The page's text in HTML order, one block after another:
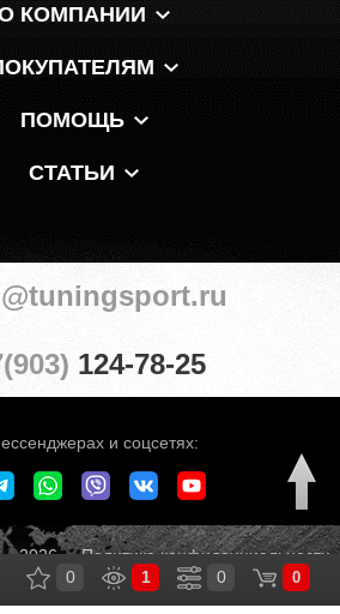
КОМПАНИИ
ПОМОЩЬ
СТАТЬИ
и соцсетях:
@tuningsport.ru
124-78-25
— 2026Политика конфиденциальности
персональных данных
0
0
1
0